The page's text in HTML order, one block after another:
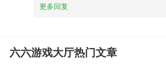
更多回复
六六游戏大厅热门文章